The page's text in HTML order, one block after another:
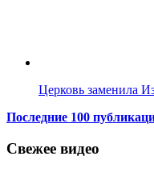
Церковь заменила
Последние 100
Свежее видео